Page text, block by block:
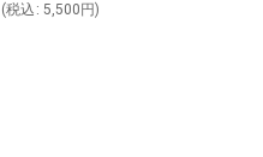
(税込 : 5,500 円)